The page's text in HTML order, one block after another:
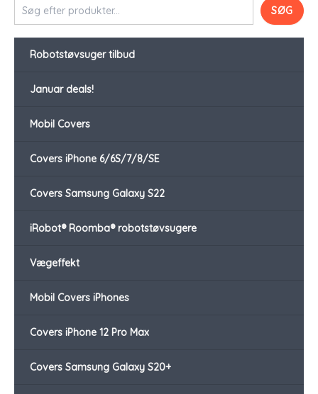
SØG
Robotstøvsuger tilbud
Januar deals!
Mobil Covers
Covers iPhone 6/6S/7/8/SE
Covers Samsung Galaxy S22
iRobot® Roomba® robotstøvsugere
Vægeffekt
Mobil Covers iPhones
Covers iPhone 12 Pro Max
Covers Samsung Galaxy S20+